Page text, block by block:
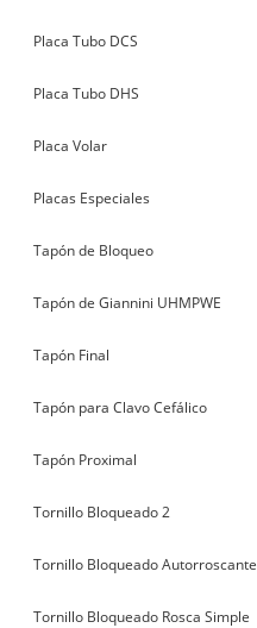
Placa Tubo DCS
Placa Tubo DHS
Placa Volar
Placas Especiales
Tapón de Bloqueo
Tapón de Giannini UHMPWE
Tapón Final
Tapón para Clavo Cefálico
Tapón Proximal
Tornillo Bloqueado 2
Tornillo Bloqueado Autorroscante
Tornillo Bloqueado Rosca Simple